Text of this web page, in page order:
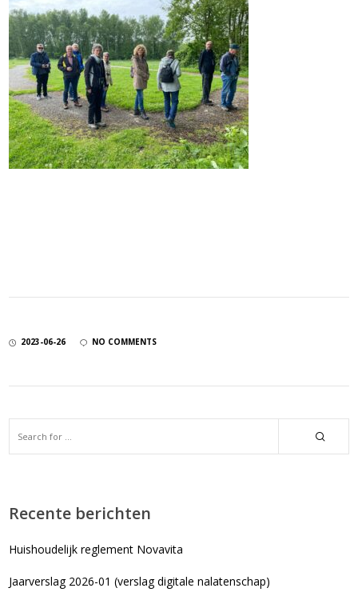
2023-06-26 NO COMMENTS
Recente berichten
Huishoudelijk reglement Novavita
Jaarverslag 2026-01 (verslag digitale nalatenschap)